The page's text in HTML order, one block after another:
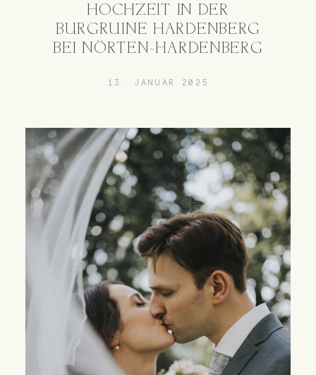
HOCHZEIT IN DER
BURGRUINE HARDENBERG
BEI NÖRTEN-HARDENBERG
13. JANUAR 2025